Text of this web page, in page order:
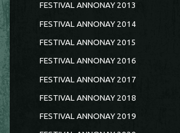
FESTIVAL ANNONAY 2013
FESTIVAL ANNONAY 2014
FESTIVAL ANNONAY 2015
FESTIVAL ANNONAY 2016
FESTIVAL ANNONAY 2017
FESTIVAL ANNONAY 2018
FESTIVAL ANNONAY 2019